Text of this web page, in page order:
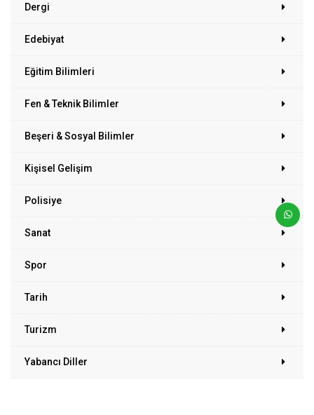
Dergi
Edebiyat
Eğitim Bilimleri
Fen & Teknik Bilimler
Beşeri & Sosyal Bilimler
Kişisel Gelişim
Polisiye
Sanat
Spor
Tarih
Turizm
Yabancı Diller